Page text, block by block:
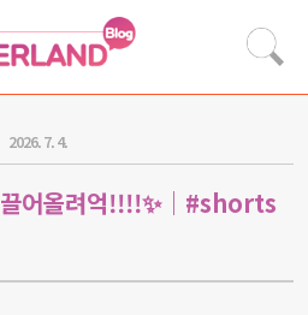
2026. 7. 4.
끌어올려억!!!!✨｜#shorts